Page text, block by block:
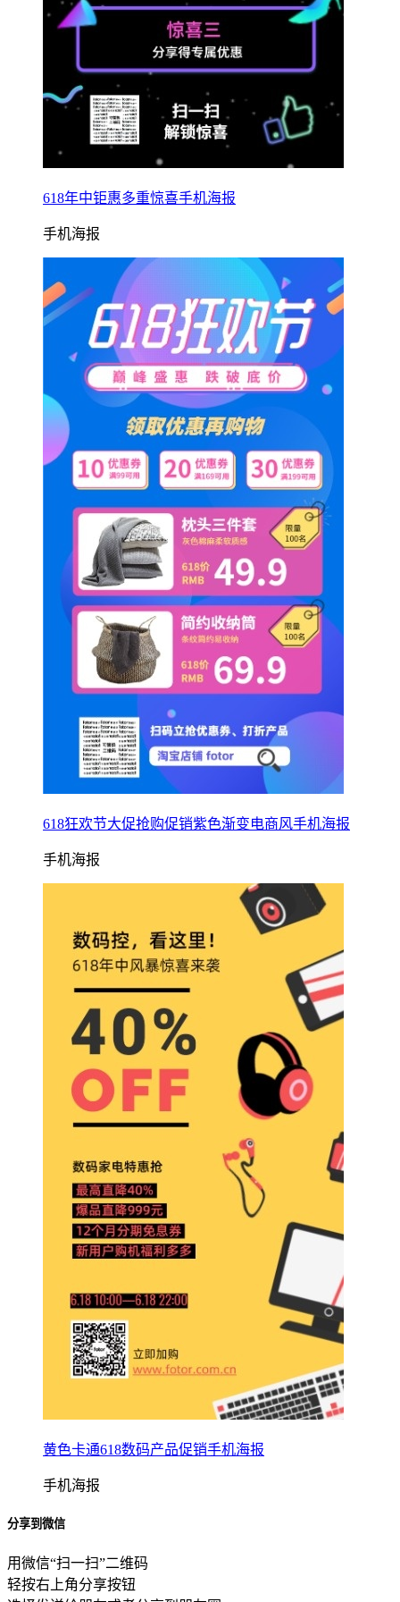
618年中钜惠多重惊喜手机海报
手机海报
618狂欢节大促抢购促销紫色渐变电商风手机海报
手机海报
黄色卡通618数码产品促销手机海报
手机海报
分享到微信
用微信“扫一扫”二维码
轻按右上角分享按钮